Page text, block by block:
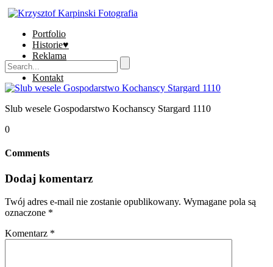
Portfolio
Historie♥
Reklama
Sklep
Kontakt
Slub wesele Gospodarstwo Kochanscy Stargard 1110
0
Comments
Dodaj komentarz
Twój adres e-mail nie zostanie opublikowany. Wymagane pola są
oznaczone *
Komentarz *